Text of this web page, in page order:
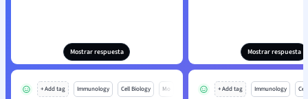
Mostrar respuesta Mostrar respuesta
+ Add tag Immunology Cell Biology Mo + Add tag Immunology